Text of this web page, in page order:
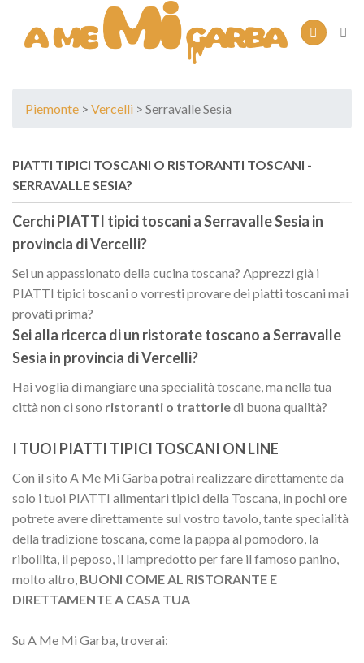
content
Piemonte > Vercelli > Serravalle Sesia
PIATTI TIPICI TOSCANI O RISTORANTI TOSCANI -
SERRAVALLE SESIA?
Cerchi PIATTI tipici toscani aSerravalle Sesia in
provincia diVercelli?
Sei un appassionato della cucina toscana? Apprezzi già i
PIATTI tipici toscani o vorresti provare dei piatti toscani mai
provati prima?
Sei alla ricerca di un ristorate toscano aSerravalle
Sesia in provincia diVercelli?
Hai voglia di mangiare una specialità toscane, ma nella tua
città non ci sono ristoranti o trattoriedi buona qualità?
I TUOI PIATTI TIPICI TOSCANI ON LINE
Con il sito A Me Mi Garba potrai realizzare direttamente da
solo i tuoi PIATTI alimentari tipici della Toscana, in pochi ore
potrete avere direttamente sul vostro tavolo, tante specialità
della tradizione toscana, come la pappa al pomodoro, la
ribollita, il peposo, il lampredotto per fare il famoso panino,
molto altro, BUONI COME AL RISTORANTE E
DIRETTAMENTE A CASA TUA
Su A Me Mi Garba, troverai: